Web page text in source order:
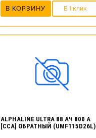
В КОРЗИНУ В 1 клик
ALPHALINE ULTRA 88 АЧ 800 А
[CCA] ОБРАТНЫЙ (UMF115D26L)